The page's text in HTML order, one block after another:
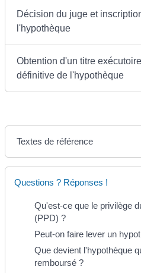
Décision du juge et
l'hypothèque
Obtention d'un titre
définitive de l'hypothèque
Textes de référence
Questions ? Réponses !
Qu'est-ce que le privilège
(PPD) ?
Peut-on faire lever un
Que devient l'hypothèque
remboursé ?